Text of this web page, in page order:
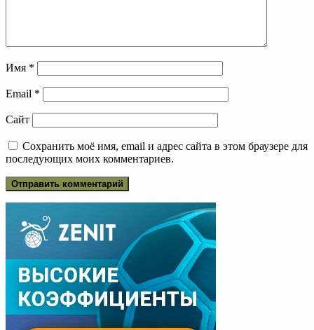
Имя *
Email *
Сайт
Сохранить моё имя, email и адрес сайта в этом браузере для
последующих моих комментариев.